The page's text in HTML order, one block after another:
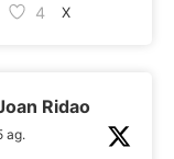
4
X
Ridao
ag.